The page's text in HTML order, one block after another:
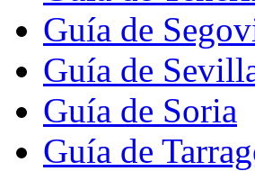
Guía de
Guía de
Guía de Soria
Guía de